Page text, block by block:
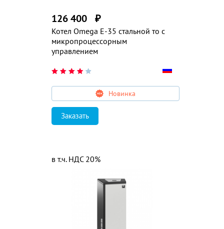
Котел Omega E-35 стальной то с
микропроцессорным
управлением
126 400 ₽
Новинка
Заказать
в т.ч. НДС 20%